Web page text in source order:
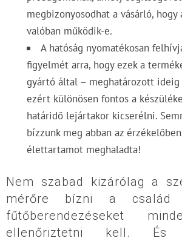
megbizonyosodhat a vásárló, hogy
valóban működik-e.
A hatóság nyomatékosan
figyelmét arra, hogy ezek a
gyártó által – meghatározott ideig
ezért különösen fontos a
határidő lejártakor kicserélni.
bízzunk meg abban az
élettartamot meghaladta!
Nem szabad kizárólag a
mérőre bízni a család
fűtőberendezéseket
ellenőriztetni kell.